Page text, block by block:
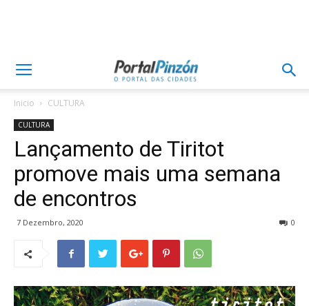
Inicio CULTURA
CULTURA
Lançamento de Tiritot
promove mais uma semana
de encontros
7 Dezembro, 2020 0